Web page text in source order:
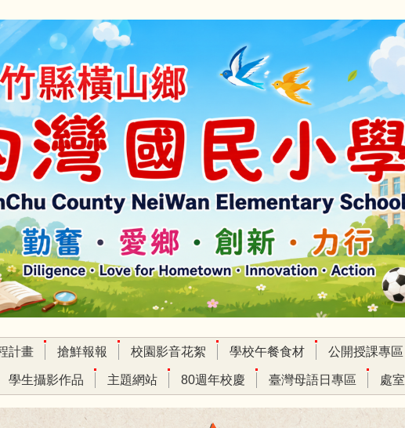
計畫 搶鮮報報 校園影音花絮 學校午餐食材 公開授課專區
學生攝影作品 主題網站 80週年校慶 臺灣母語日專區 處